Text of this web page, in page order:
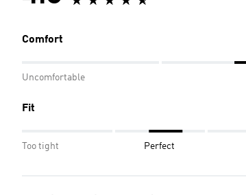
Comfort
Uncomfortable
Fit
Too tight Perfect